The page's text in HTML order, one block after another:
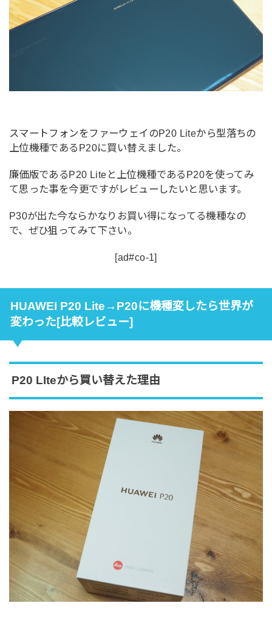
スマートフォンをファーウェイのP20 Liteから型落ちの
上位機種であるP20に買い替えました。
廉価版であるP20 Liteと上位機種であるP20を使ってみ
て思った事を今更ですがレビューしたいと思います。
P30が出た今ならかなりお買い得になってる機種なの
で、ぜひ狙ってみて下さい。
[ad#co-1]
HUAWEI P20 Lite→P20に機種変したら世界が
変わった[比較レビュー]
P20 LIteから買い替えた理由